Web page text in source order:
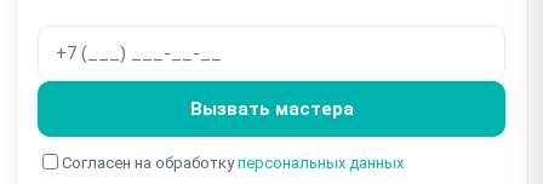
вентилятор)
Износ / деформация / порвался уплотнитель двери
(тепло уходит)
Вызвать мастера
Согласен на обработкуперсональных данных